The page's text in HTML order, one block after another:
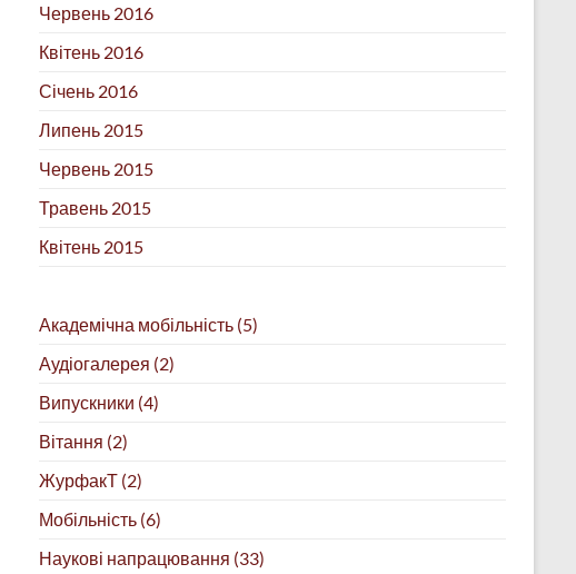
Червень 2016
Квітень 2016
Січень 2016
Липень 2015
Червень 2015
Травень 2015
Квітень 2015
Академічна мобільність (5)
Аудіогалерея (2)
Випускники (4)
Вітання (2)
ЖурфакТ (2)
Мобільність (6)
Наукові напрацювання (33)